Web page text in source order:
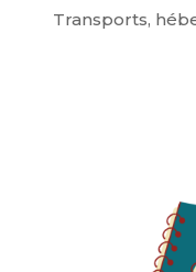
Transports,